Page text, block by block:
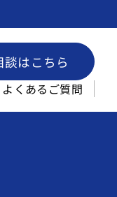
談はこちら
よくあるご質問